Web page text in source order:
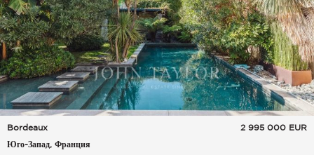
Bordeaux
Юго-Запад, Франция
2 995 000 EUR